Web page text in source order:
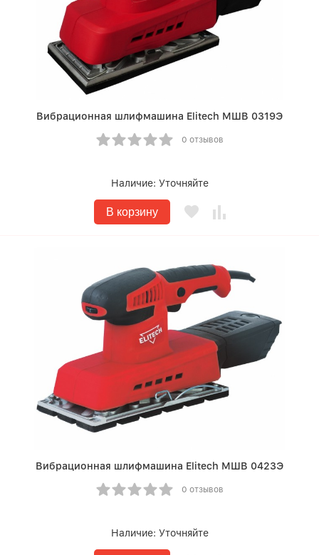
Вибрационная шлифмашина Elitech МШВ 0319Э
0 отзывов
Наличие: Уточняйте
В корзину
Вибрационная шлифмашина Elitech МШВ 0423Э
0 отзывов
Наличие: Уточняйте